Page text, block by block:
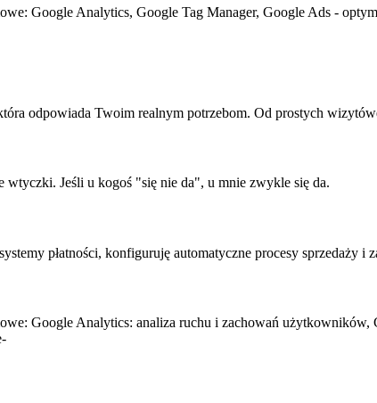
Google Analytics, Google Tag Manager, Google Ads -
odpowiada Twoim realnym potrzebom. Od prostych
Jeśli u kogoś "się nie da", u mnie zwykle się da.
płatności, konfiguruję automatyczne procesy sprzedaży i
Google Analytics: analiza ruchu i zachowań